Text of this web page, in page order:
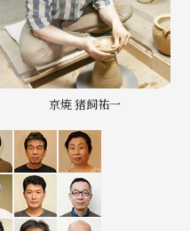
京焼 猪飼祐一